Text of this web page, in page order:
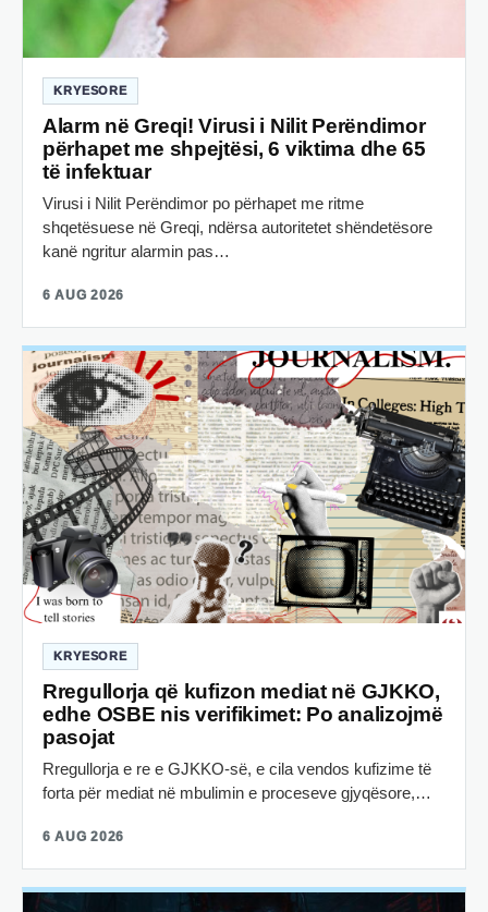
KRYESORE
Alarm në Greqi! Virusi i Nilit Perëndimor
përhapet me shpejtësi, 6 viktima dhe 65
të infektuar
Virusi i Nilit Perëndimor po përhapet me ritme
shqetësuese në Greqi, ndërsa autoritetet shëndetësore
kanë ngritur alarmin pas…
6 AUG 2026
KRYESORE
Rregullorja që kufizon mediat në GJKKO,
edhe OSBE nis verifikimet: Po analizojmë
pasojat
Rregullorja e re e GJKKO-së, e cila vendos kufizime të
forta për mediat në mbulimin e proceseve gjyqësore,…
6 AUG 2026